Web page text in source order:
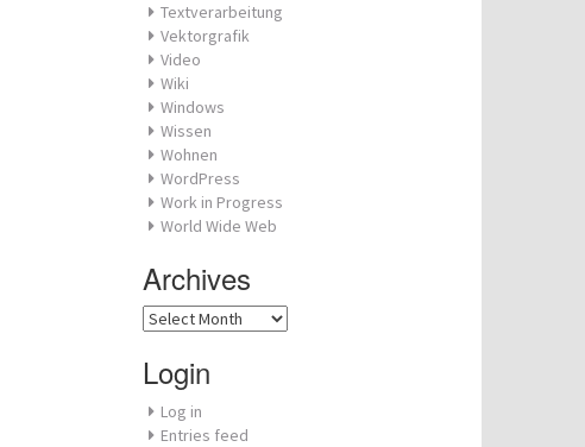
Textverarbeitung
Vektorgrafik
Video
Wiki
Windows
Wissen
Wohnen
WordPress
Work in Progress
World Wide Web
Archives
Archives
Login
Log in
Entries feed